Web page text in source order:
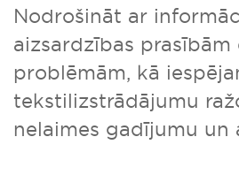
Nodrošināt ar
aizsardzības
problēmām, kā
tekstilizstrādājumu
nelaimes gadījumu un